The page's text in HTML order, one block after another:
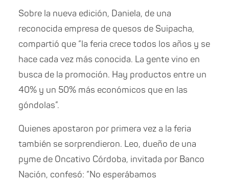
Sobre la nueva edición, Daniela, de una
reconocida empresa de quesos de Suipacha,
compartió que “la feria crece todos los años y se
hace cada vez más conocida. La gente vino en
busca de la promoción. Hay productos entre un
40% y un 50% más económicos que en las
góndolas”.
Quienes apostaron por primera vez a la feria
también se sorprendieron. Leo, dueño de una
pyme de Oncativo Córdoba, invitada por Banco
Nación, confesó: “No esperábamos